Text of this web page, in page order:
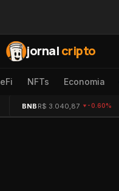
jornalcripto
NFTs Economia
BNB R$ 3.040,87 -0.60%